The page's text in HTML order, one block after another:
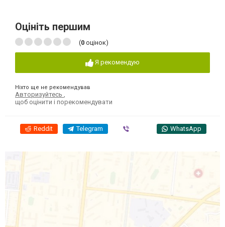
Оцініть першим
(0 оцінок)
Я рекомендую
Ніхто ще не рекомендував
Авторизуйтесь
щоб оцінити і порекомендувати
Reddit Telegram WhatsApp